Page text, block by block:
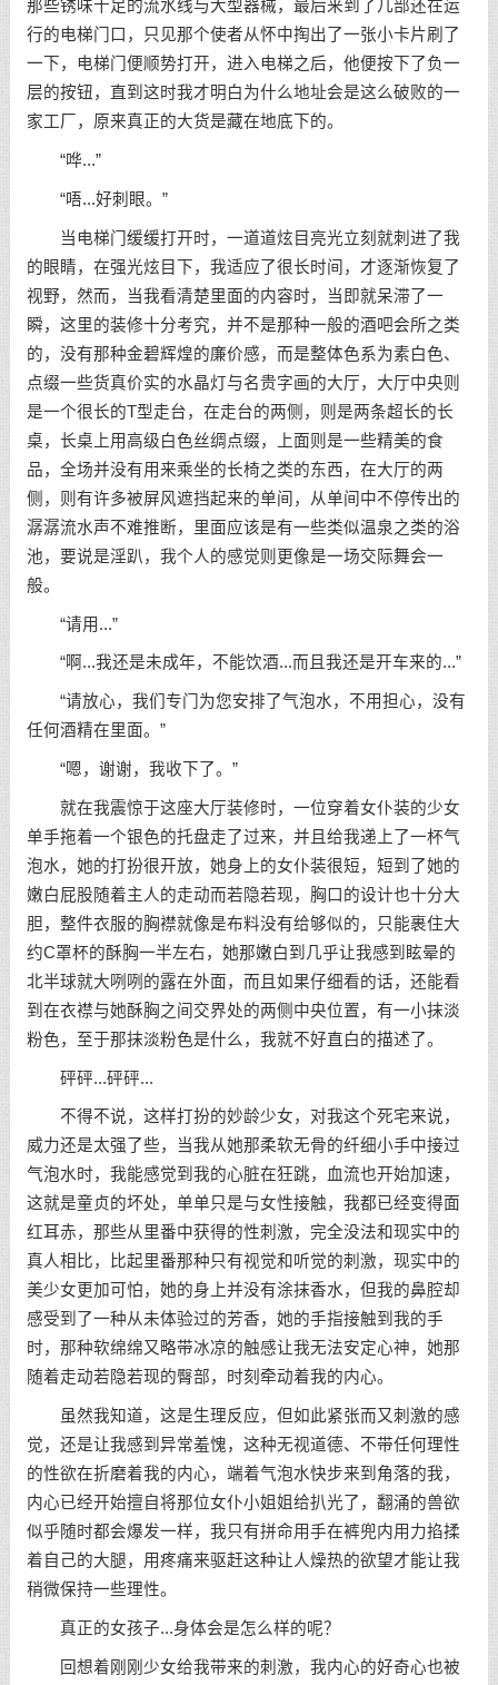
那些锈味十足的流水线与大型器械，最后来到了几部还在运
行的电梯门口，只见那个使者从怀中掏出了一张小卡片刷了
一下，电梯门便顺势打开，进入电梯之后，他便按下了负一
层的按钮，直到这时我才明白为什么地址会是这么破败的一
家工厂，原来真正的大货是藏在地底下的。
“哗...”
“唔...好刺眼。”
当电梯门缓缓打开时，一道道炫目亮光立刻就刺进了我
的眼睛，在强光炫目下，我适应了很长时间，才逐渐恢复了
视野，然而，当我看清楚里面的内容时，当即就呆滞了一
瞬，这里的装修十分考究，并不是那种一般的酒吧会所之类
的，没有那种金碧辉煌的廉价感，而是整体色系为素白色、
点缀一些货真价实的水晶灯与名贵字画的大厅，大厅中央则
是一个很长的T型走台，在走台的两侧，则是两条超长的长
桌，长桌上用高级白色丝绸点缀，上面则是一些精美的食
品，全场并没有用来乘坐的长椅之类的东西，在大厅的两
侧，则有许多被屏风遮挡起来的单间，从单间中不停传出的
潺潺流水声不难推断，里面应该是有一些类似温泉之类的浴
池，要说是淫趴，我个人的感觉则更像是一场交际舞会一
般。
“请用...”
“啊...我还是未成年，不能饮酒...而且我还是开车来的...”
“请放心，我们专门为您安排了气泡水，不用担心，没有
任何酒精在里面。”
“嗯，谢谢，我收下了。”
就在我震惊于这座大厅装修时，一位穿着女仆装的少女
单手拖着一个银色的托盘走了过来，并且给我递上了一杯气
泡水，她的打扮很开放，她身上的女仆装很短，短到了她的
嫩白屁股随着主人的走动而若隐若现，胸口的设计也十分大
胆，整件衣服的胸襟就像是布料没有给够似的，只能裹住大
约C罩杯的酥胸一半左右，她那嫩白到几乎让我感到眩晕的
北半球就大咧咧的露在外面，而且如果仔细看的话，还能看
到在衣襟与她酥胸之间交界处的两侧中央位置，有一小抹淡
粉色，至于那抹淡粉色是什么，我就不好直白的描述了。
砰砰...砰砰...
不得不说，这样打扮的妙龄少女，对我这个死宅来说，
威力还是太强了些，当我从她那柔软无骨的纤细小手中接过
气泡水时，我能感觉到我的心脏在狂跳，血流也开始加速，
这就是童贞的坏处，单单只是与女性接触，我都已经变得面
红耳赤，那些从里番中获得的性刺激，完全没法和现实中的
真人相比，比起里番那种只有视觉和听觉的刺激，现实中的
美少女更加可怕，她的身上并没有涂抹香水，但我的鼻腔却
感受到了一种从未体验过的芳香，她的手指接触到我的手
时，那种软绵绵又略带冰凉的触感让我无法安定心神，她那
随着走动若隐若现的臀部，时刻牵动着我的内心。
虽然我知道，这是生理反应，但如此紧张而又刺激的感
觉，还是让我感到异常羞愧，这种无视道德、不带任何理性
的性欲在折磨着我的内心，端着气泡水快步来到角落的我，
内心已经开始擅自将那位女仆小姐姐给扒光了，翻涌的兽欲
似乎随时都会爆发一样，我只有拼命用手在裤兜内用力掐揉
着自己的大腿，用疼痛来驱赶这种让人燥热的欲望才能让我
稍微保持一些理性。
真正的女孩子...身体会是怎么样的呢？
回想着刚刚少女给我带来的刺激，我内心的好奇心也被